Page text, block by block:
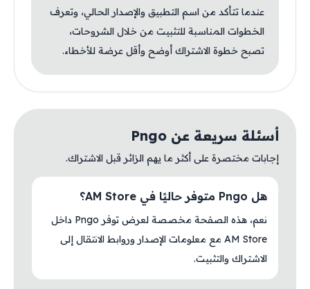
عندما تتأكد من اسم التطبيق والإصدار الحالي، وتعرف
الخطوات المناسبة للتثبيت من خلال الشروحات،
تصبح خطوة الاشتراك أوضح وأقل عرضة للأخطاء.
أسئلة سريعة عن Pngo
إجابات مختصرة على أكثر ما يهم الزائر قبل الاشتراك.
هل Pngo متوفر حاليًا في AM Store؟
نعم، هذه الصفحة مخصصة لعرض توفر Pngo داخل
AM Store مع معلومات الإصدار وروابط الانتقال إلى
الاشتراك والتثبيت.